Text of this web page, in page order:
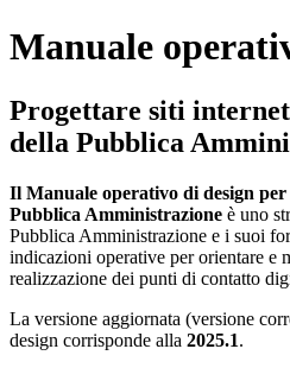
Manuale
Progettare siti
della Pubblica
Il Manuale operativo di design
Pubblica Amministrazione è uno
Pubblica Amministrazione e i suoi
indicazioni operative per orientare e
realizzazione dei punti di contatto
La versione aggiornata (versione
design corrisponde alla 2025.1.